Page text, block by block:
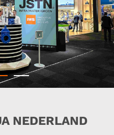
NEDERLAND